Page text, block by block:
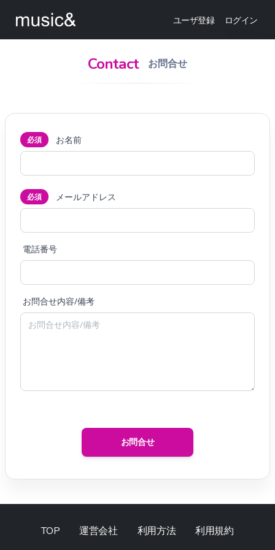
ユーザ登録 ログイン
Contact お問合せ
必須 お名前
必須 メールアドレス
電話番号
お問合せ内容/備考
お問合せ
TOP 運営会社 利用方法
利用規約